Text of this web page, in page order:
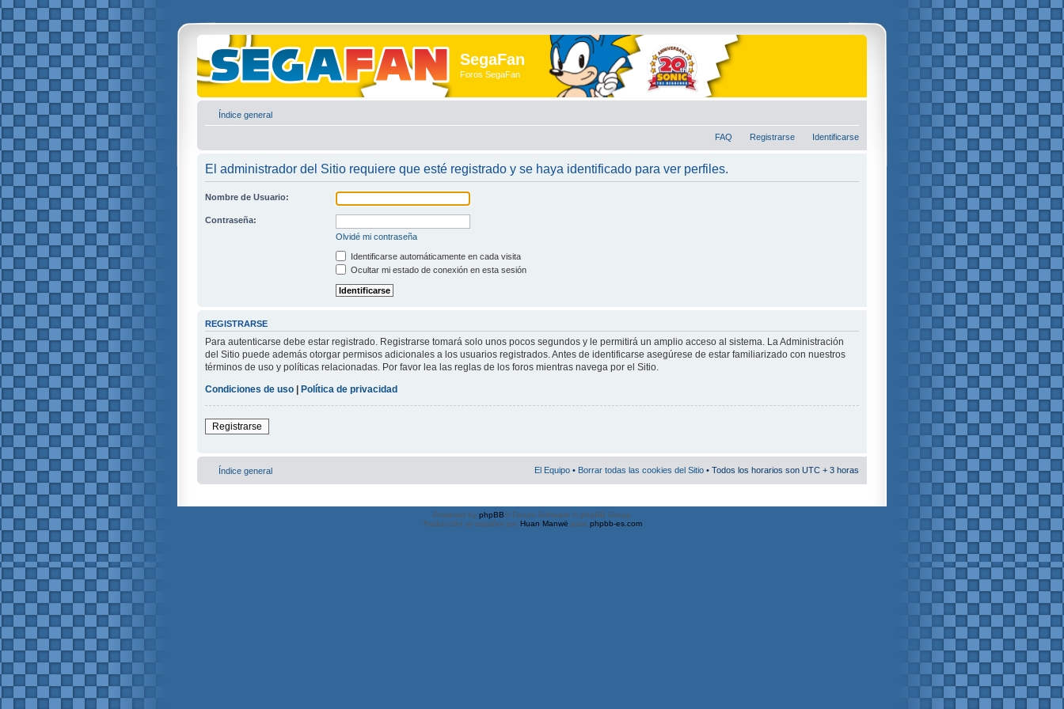
SegaFan
Foros SegaFan
Índice general
FAQ Registrarse Identificarse
El administrador del Sitio requiere que esté registrado y se haya identificado para ver perfiles.
Nombre de Usuario:
Contraseña:
Olvidé mi contraseña
Identificarse automáticamente en cada visita
Ocultar mi estado de conexión en esta sesión
REGISTRARSE
Para autenticarse debe estar registrado. Registrarse tomará solo unos pocos segundos y le permitirá un amplio acceso al sistema. La Administración
del Sitio puede además otorgar permisos adicionales a los usuarios registrados. Antes de identificarse asegúrese de estar familiarizado con nuestros
términos de uso y políticas relacionadas. Por favor lea las reglas de los foros mientras navega por el Sitio.
Condiciones de uso
Política de privacidad
Registrarse
Índice general El Equipo • Borrar todas las cookies del Sitio • Todos los horarios son UTC + 3 horas
Powered by phpBB® Forum Software © phpBB Group
Traducción al español por Huan Manwë para phpbb-es.com